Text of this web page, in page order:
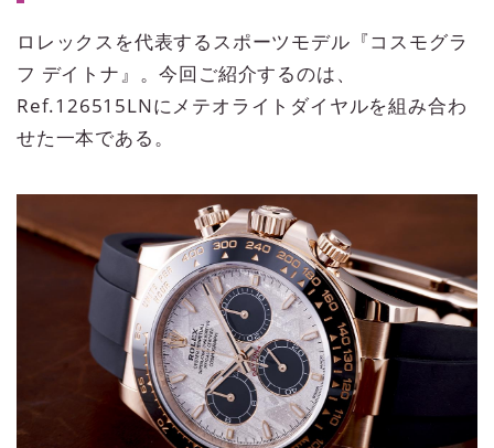
ロレックスを代表するスポーツモデル『コスモグラ
フ デイトナ』。今回ご紹介するのは、
Ref.126515LNにメテオライトダイヤルを組み合わ
せた一本である。